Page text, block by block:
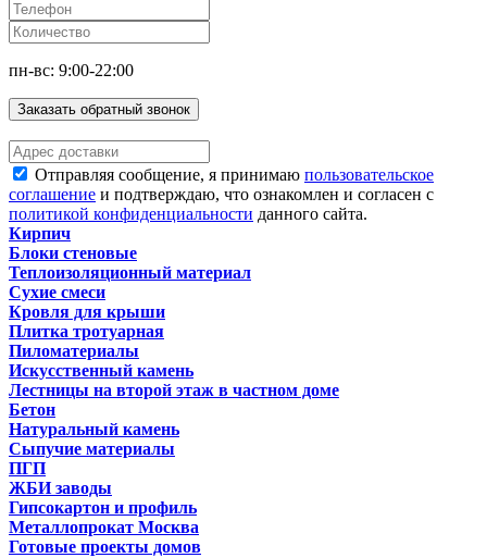
пн-вс: 9:00-22:00
Заказать обратный звонок
Отправляя сообщение, я принимаю пользовательское
соглашение и подтверждаю, что ознакомлен и согласен с
политикой конфиденциальности данного сайта.
Кирпич
Блоки стеновые
Теплоизоляционный материал
Сухие смеси
Кровля для крыши
Плитка тротуарная
Пиломатериалы
Искусственный камень
Лестницы на второй этаж в частном доме
Бетон
Натуральный камень
Сыпучие материалы
ПГП
ЖБИ заводы
Гипсокартон и профиль
Металлопрокат Москва
Готовые проекты домов